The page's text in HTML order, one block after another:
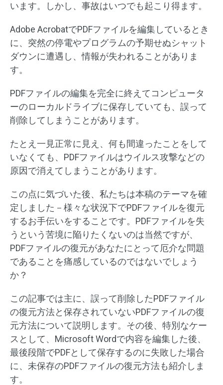
います。しかし、事故はいつでも起こり得ます。
Adobe AcrobatでPDFファイルを編集しているとき
に、突然の停電やプログラムの予期せぬシャット
ダウンに遭遇し、情報が失われることがありま
す。
PDFファイルの編集を完全に終えてコンピュータ
ーのローカルドライブに保存していても、誤って
削除してしまうことがあります。
たとえ一見正常に見え、何も間違ったことをして
いなくても、PDFファイルはウイルス攻撃などの
原因で消えてしまうことがあります。
この点に気づいた後、私たちは本稿のテーマを確
定しました－様々な状況下でPDFファイルを復元
するお手伝いをすることです。PDFファイルを失
うという苦境に陥りたくないのは当然ですが、
PDFファイルの復元があなたにとって厄介な問題
であることを痛感しているのではないでしょう
か？
この記事では主に、誤って削除したPDFファイル
の復元方法と保存されていないPDFファイルの復
元方法について説明します。その後、特別なケー
スとして、Microsoft Wordで内容を編集した後、
最後段階でPDFとして保存するのに失敗した場合
に、未保存のPDFファイルの復元方法も紹介しま
す。